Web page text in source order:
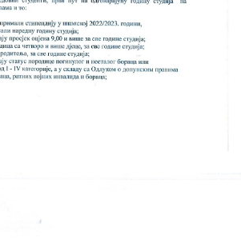
OPŠTINSKA UPRAVA
INFO